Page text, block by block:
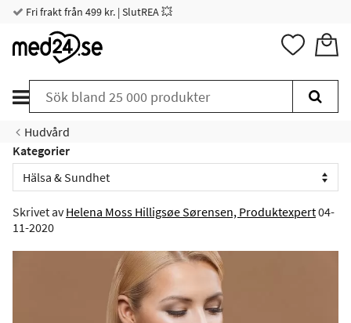
Fri frakt från 499 kr. | SlutREA 💥
Hudvård
Kategorier
Skrivet avHelena Moss Hilligsøe Sørensen, Produktexpert04-
11-2020